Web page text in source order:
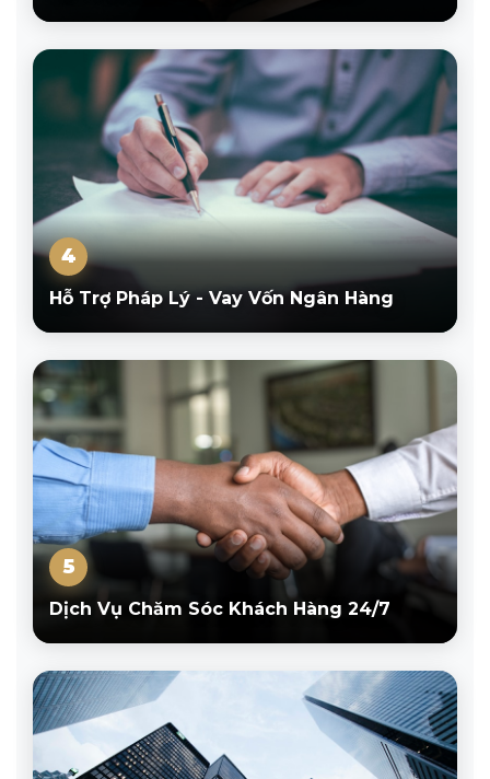
4
Hỗ Trợ Pháp Lý - Vay Vốn Ngân Hàng
5
Dịch Vụ Chăm Sóc Khách Hàng 24/7